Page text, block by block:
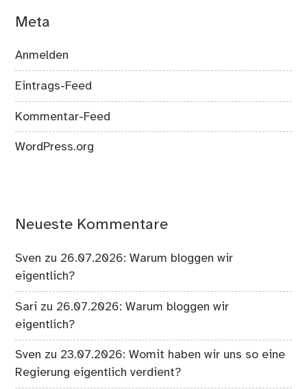
Meta
Anmelden
Eintrags-Feed
Kommentar-Feed
WordPress.org
Neueste Kommentare
Sven zu 26.07.2026: Warum bloggen wir
eigentlich?
Sari zu 26.07.2026: Warum bloggen wir
eigentlich?
Sven zu 23.07.2026: Womit haben wir uns so eine
Regierung eigentlich verdient?